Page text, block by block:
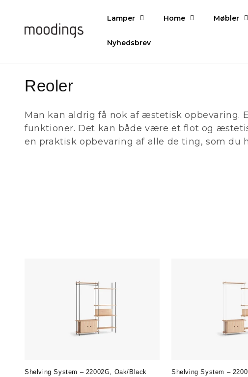
Lamper Home Møbler
Nyhedsbrev
K
l
l
Reoler
Man kan aldrig få nok af æstetisk opbevaring.
funktioner. Det kan både være et flot og
en praktisk opbevaring af alle de ting, som du
Shelving System – 22002G, Oak/Black Shelving System –